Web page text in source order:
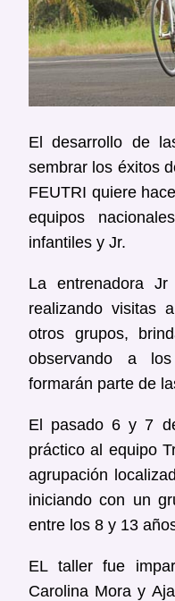
El desarrollo de
sembrar los éxitos
FEUTRI quiere
equipos
infantiles y Jr.
La entrenadora
realizando visitas
otros grupos,
observando a
formarán parte de
El pasado 6 y 7
práctico al equipo
agrupación
iniciando con un
entre los 8 y 13
EL taller fue
Carolina Mora y